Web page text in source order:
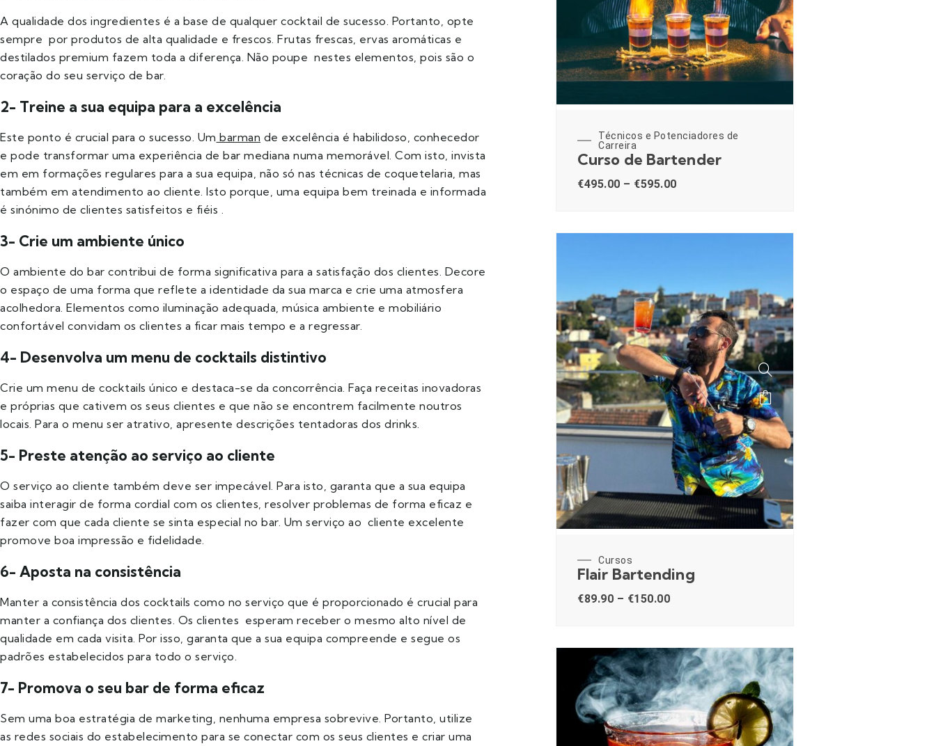
A qualidade dos ingredientes é a base de qualquer cocktail de sucesso. Portanto, opte
sempre por produtos de alta qualidade e frescos. Frutas frescas, ervas aromáticas e
destilados premium fazem toda a diferença. Não poupe nestes elementos, pois são o
coração do seu serviço de bar.
2- Treine a sua equipa para a excelência
Este ponto é crucial para o sucesso. Um barman de excelência é habilidoso, conhecedor
e pode transformar uma experiência de bar mediana numa memorável. Com isto, invista
em em formações regulares para a sua equipa, não só nas técnicas de coquetelaria, mas
também em atendimento ao cliente. Isto porque, uma equipa bem treinada e informada
é sinónimo de clientes satisfeitos e fiéis .
3- Crie um ambiente único
O ambiente do bar contribui de forma significativa para a satisfação dos clientes. Decore
o espaço de uma forma que reflete a identidade da sua marca e crie uma atmosfera
acolhedora. Elementos como iluminação adequada, música ambiente e mobiliário
confortável convidam os clientes a ficar mais tempo e a regressar.
4- Desenvolva um menu de cocktails distintivo
Crie um menu de cocktails único e destaca-se da concorrência. Faça receitas inovadoras
e próprias que cativem os seus clientes e que não se encontrem facilmente noutros
locais. Para o menu ser atrativo, apresente descrições tentadoras dos drinks.
5- Preste atenção ao serviço ao cliente
O serviço ao cliente também deve ser impecável. Para isto, garanta que a sua equipa
saiba interagir de forma cordial com os clientes, resolver problemas de forma eficaz e
fazer com que cada cliente se sinta especial no bar. Um serviço ao cliente excelente
promove boa impressão e fidelidade.
6- Aposta na consistência
Manter a consistência dos cocktails como no serviço que é proporcionado é crucial para
manter a confiança dos clientes. Os clientes esperam receber o mesmo alto nível de
qualidade em cada visita. Por isso, garanta que a sua equipa compreende e segue os
padrões estabelecidos para todo o serviço.
7- Promova o seu bar de forma eficaz
Sem uma boa estratégia de marketing, nenhuma empresa sobrevive. Portanto, utilize
as redes sociais do estabelecimento para se conectar com os seus clientes e criar uma
Técnicos e Potenciadores de
Carreira
Curso de Bartender
€495.00 – €595.00
Cursos
Flair Bartending
€89.90 – €150.00